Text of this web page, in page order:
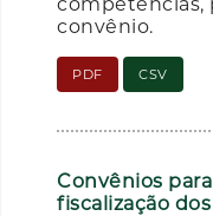
convênio.
PDF CSV
Convênios
fiscalização